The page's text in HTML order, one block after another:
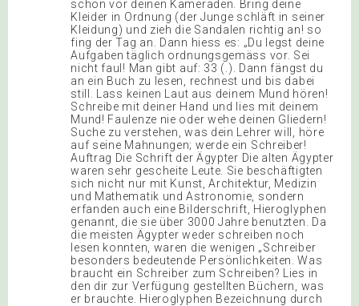
schon vor deinen Kameraden. Bring deine
Kleider in Ordnung (der Junge schläft in seiner
Kleidung) und zieh die Sandalen richtig an! so
fing der Tag an. Dann hiess es: „Du legst deine
Aufgaben täglich ordnungsgemäss vor. Sei
nicht faul! Man gibt auf: 33 (.). Dann fängst du
an ein Buch zu lesen, rechnest und bis dabei
still. Lass keinen Laut aus deinem Mund hören!
Schreibe mit deiner Hand und lies mit deinem
Mund! Faulenze nie oder wehe deinen Gliedern!
Suche zu verstehen, was dein Lehrer will, höre
auf seine Mahnungen; werde ein Schreiber!
Auftrag Die Schrift der Ägypter Die alten Ägypter
waren sehr gescheite Leute. Sie beschäftigten
sich nicht nur mit Kunst, Architektur, Medizin
und Mathematik und Astronomie, sondern
erfanden auch eine Bilderschrift, Hieroglyphen
genannt, die sie über 3000 Jahre benutzten. Da
die meisten Ägypter weder schreiben noch
lesen konnten, waren die wenigen „Schreiber
besonders bedeutende Persönlichkeiten. Was
braucht ein Schreiber zum Schreiben? Lies in
den dir zur Verfügung gestellten Büchern, was
er brauchte. Hieroglyphen Bezeichnung durch